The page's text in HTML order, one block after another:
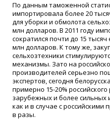
По данным таможенной
импортировала более 20
для уборки и обмолота
млн долларов. В 2011 году
сократился почти до 15
млн долларов. К тому же,
сельхозтехники
механизмы. Зато на
производителей серьезно
экспертов, сегодня
примерно 15-20%
зарубежных и более сильных
как и в случае с российскими
в разы.